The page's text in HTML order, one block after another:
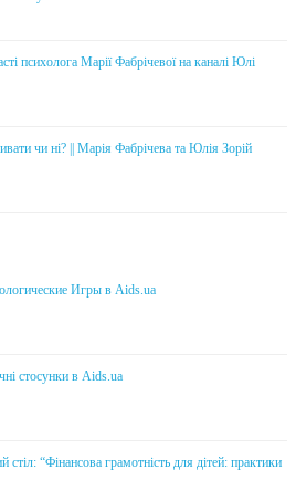
психолога Марії Фабрічевої на каналі Юлі
чи ні? || Марія Фабрічева та Юлія Зорій
Игры в Aids.ua
стосунки в Aids.ua
“Фінансова грамотність для дітей: практики